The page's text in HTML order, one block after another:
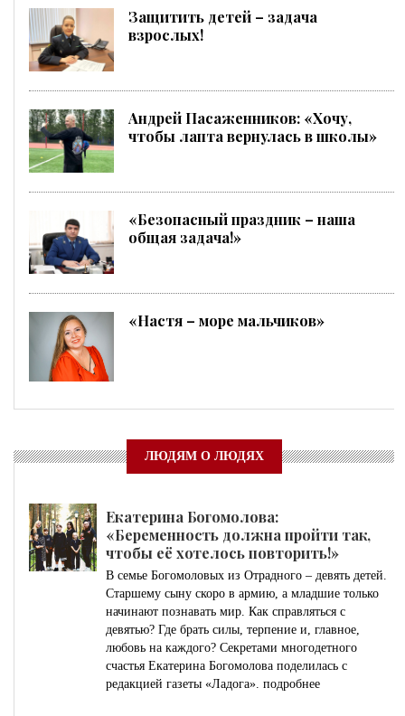
Защитить детей – задача
взрослых!
Андрей Пасаженников: «Хочу,
чтобы лапта вернулась в школы»
«Безопасный праздник – наша
общая задача!»
«Настя – море мальчиков»
ЛЮДЯМ О ЛЮДЯХ
Екатерина Богомолова:
«Беременность должна пройти так,
чтобы её хотелось повторить!»
В семье Богомоловых из Отрадного – девять детей.
Старшему сыну скоро в армию, а младшие только
начинают познавать мир. Как справляться с
девятью? Где брать силы, терпение и, главное,
любовь на каждого? Секретами многодетного
счастья Екатерина Богомолова поделилась с
редакцией газеты «Ладога». подробнее